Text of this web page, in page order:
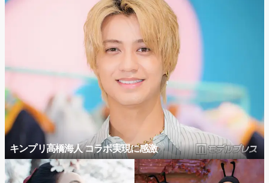
キンプリ高橋海人 コラボ実現に感激